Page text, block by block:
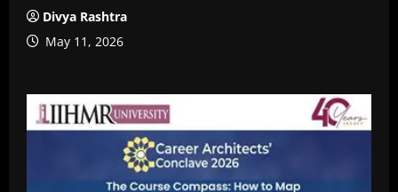
Divya Rashtra
May 11, 2026